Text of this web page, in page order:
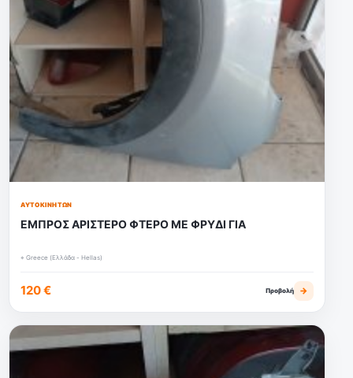
ΑΥΤΟΚΙΝΉΤΩΝ
ΕΜΠΡΟΣ ΑΡΙΣΤΕΡΟ ΦΤΕΡΟ ΜΕ ΦΡΥΔΙ ΓΙΑ
⌖ Greece (Ελλάδα - Hellas)
120 € Προβολή →